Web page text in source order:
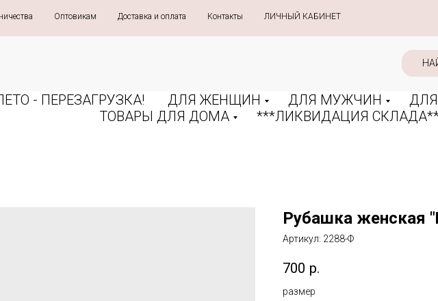
Оптовикам Доставка и оплата Контакты ЛИЧНЫЙ КАБИНЕТ
- ПЕРЕЗАГРУЗКА! ДЛЯ ЖЕНЩИН ДЛЯ МУЖЧИН
ТОВАРЫ ДЛЯ ДОМА
***ЛИКВИДАЦИЯ
Рубашка женская
Артикул: 2288-Ф
700 р.
размер